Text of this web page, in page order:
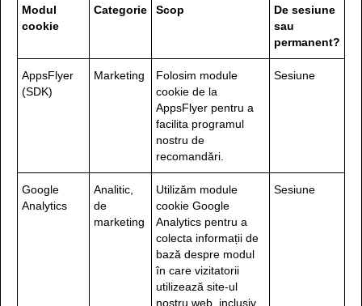
Modul
cookie
Categorie Scop
De sesiune
sau
permanent?
AppsFlyer
(SDK)
Marketing
Folosim module
cookie de la
AppsFlyer pentru a
facilita programul
nostru de
recomandări.
Sesiune
Google
Analytics
Analitic,
de
marketing
Utilizăm module
cookie Google
Analytics pentru a
colecta informații de
bază despre modul
în care vizitatorii
utilizează site-ul
nostru web, inclusiv
Sesiune